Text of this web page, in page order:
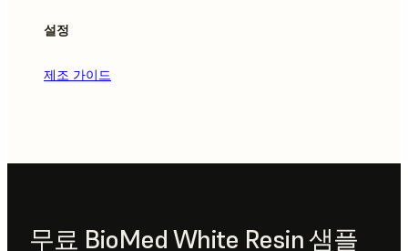
설정
제조 가이드
무료 BioMed White Resin 샘플